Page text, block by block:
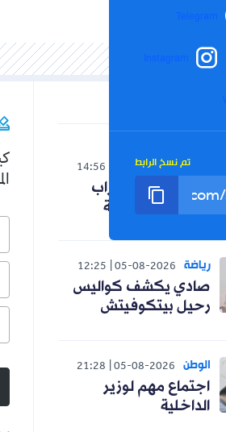
05-08-
14:56
الأحزاب
05-08-
12:25
كواليس
05-08-
21:28
لوزير
كيف تقيّم
المناطق
إظهار